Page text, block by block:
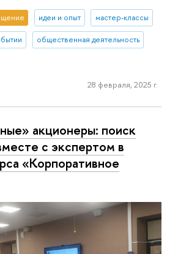
идеи и опыт мастер-классы
общественная деятельность
28 февраля, 2025 г.
акционеры: поиск
с экспертом в
«Корпоративное